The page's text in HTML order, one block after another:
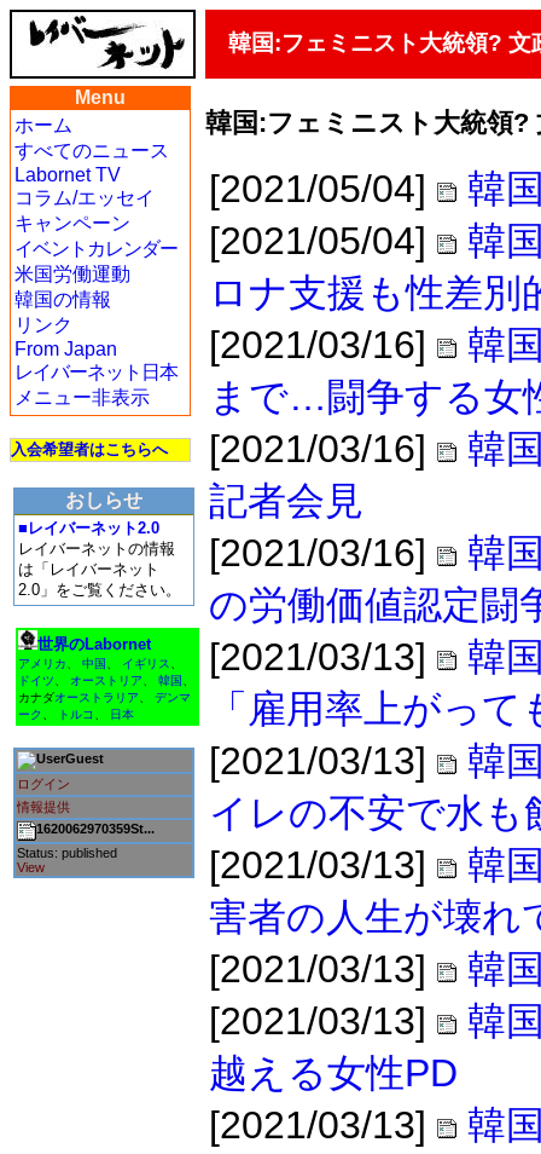
韓国:フェミニスト大統領?
Menu
ホーム
すべてのニュース
Labornet TV
コラム/エッセイ
キャンペーン
イベントカレンダー
米国労働運動
韓国の情報
リンク
From Japan
レイバーネット日本
メニュー非表示
入会希望者はこちらへ
おしらせ
■レイバーネット2.0
レイバーネットの情報
は「レイバーネット
2.0」をご覧ください。
世界のLabornet
アメリカ 中国 イギリス
ドイツ
オーストリア 韓国
カナダオーストラリア
デンマ
ーク
トルコ 日本
Guest
ログイン
情報提供
1620062970359St...
Status: published
View
韓国:フェミニスト大統領?
[2021/05/04]
韓
[2021/05/04]
韓
ロナ支援も性差別
[2021/03/16]
韓
まで…闘争する女
[2021/03/16]
韓
記者会見
[2021/03/16]
韓
の労働価値認定闘
[2021/03/13]
韓
「雇用率上がっ
[2021/03/13]
韓
イレの不安で水も
[2021/03/13]
韓
害者の人生が壊れ
[2021/03/13]
韓
[2021/03/13]
韓
越える女性PD
[2021/03/13]
韓